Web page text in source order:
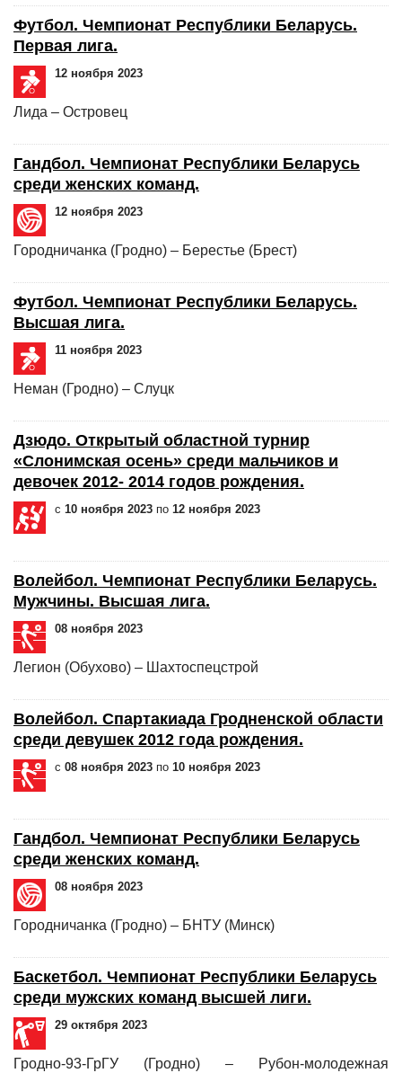
Футбол. Чемпионат Республики Беларусь.
Первая лига.
12 ноября 2023
Лида – Островец
Гандбол. Чемпионат Республики Беларусь
среди женских команд.
12 ноября 2023
Городничанка (Гродно) – Берестье (Брест)
Футбол. Чемпионат Республики Беларусь.
Высшая лига.
11 ноября 2023
Неман (Гродно) – Слуцк
Дзюдо. Открытый областной турнир
«Слонимская осень» среди мальчиков и
девочек 2012- 2014 годов рождения.
с 10 ноября 2023 по 12 ноября 2023
Волейбол. Чемпионат Республики Беларусь.
Мужчины. Высшая лига.
08 ноября 2023
Легион (Обухово) – Шахтоспецстрой
Волейбол. Спартакиада Гродненской области
среди девушек 2012 года рождения.
с 08 ноября 2023 по 10 ноября 2023
Гандбол. Чемпионат Республики Беларусь
среди женских команд.
08 ноября 2023
Городничанка (Гродно) – БНТУ (Минск)
Баскетбол. Чемпионат Республики Беларусь
среди мужских команд высшей лиги.
29 октября 2023
Гродно-93-ГрГУ (Гродно) – Рубон-молодежная